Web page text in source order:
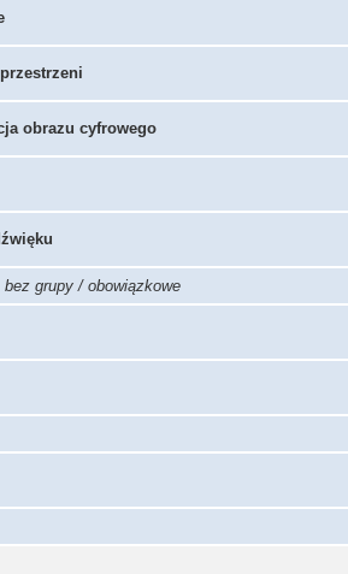
obrazu cyfrowego
bez grupy / obowiązkowe